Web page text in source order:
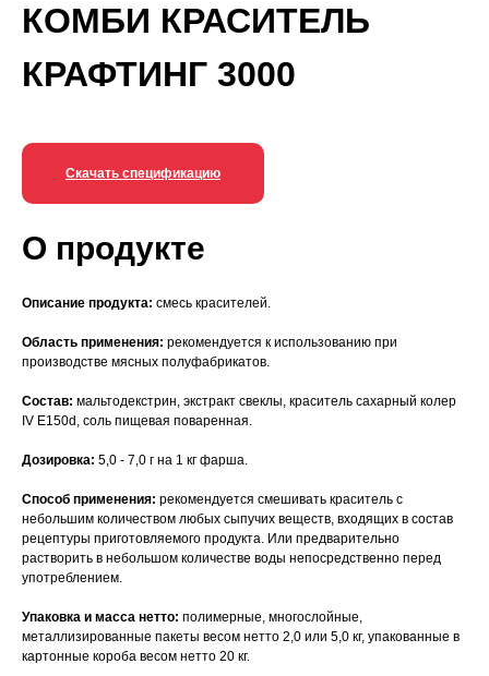
КОМБИ КРАСИТЕЛЬ
КРАФТИНГ 3000
Скачать спецификацию
О продукте
Описание продукта: смесь красителей.
Область применения: рекомендуется к использованию при
производстве мясных полуфабрикатов.
Состав: мальтодекстрин, экстракт свеклы, краситель сахарный колер
IV Е150d, соль пищевая поваренная.
Дозировка: 5,0 - 7,0 г на 1 кг фарша.
Способ применения: рекомендуется смешивать краситель с
небольшим количеством любых сыпучих веществ, входящих в состав
рецептуры приготовляемого продукта. Или предварительно
растворить в небольшом количестве воды непосредственно перед
употреблением.
Упаковка и масса нетто: полимерные, многослойные,
металлизированные пакеты весом нетто 2,0 или 5,0 кг, упакованные в
картонные короба весом нетто 20 кг.